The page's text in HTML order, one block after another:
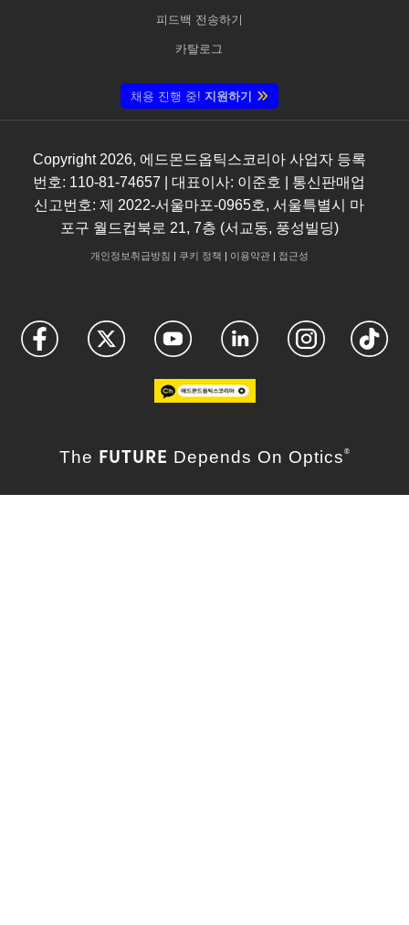
피드백 전송하기
카탈로그
채용 진행 중! 지원하기
Copyright 2026, 에드몬드옵틱스코리아 사업자 등록
번호: 110-81-74657 | 대표이사: 이준호 | 통신판매업
신고번호: 제 2022-서울마포-0965호, 서울특별시 마
포구 월드컵북로 21, 7층 (서교동, 풍성빌딩)
개인정보취급방침 | 쿠키 정책 | 이용약관| 접근성
The FUTURE Depends On Optics ®